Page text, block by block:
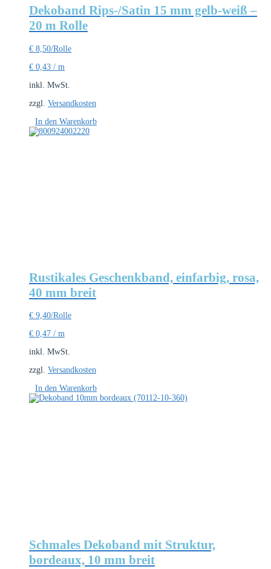
Dekoband Rips-/Satin 15 mm gelb-weiß –
20 m Rolle
€ 8,50/Rolle
€ 0,43 / m
inkl. MwSt.
zzgl. Versandkosten
In den Warenkorb
Rustikales Geschenkband, einfarbig, rosa,
40 mm breit
€ 9,40/Rolle
€ 0,47 / m
inkl. MwSt.
zzgl. Versandkosten
In den Warenkorb
Schmales Dekoband mit Struktur,
bordeaux, 10 mm breit